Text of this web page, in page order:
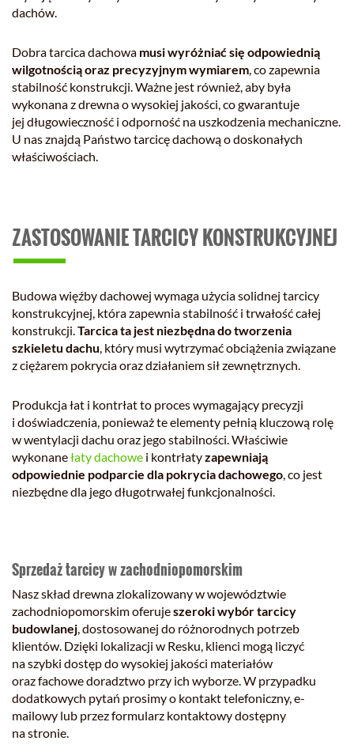
dachów.
Dobra tarcica dachowa musi wyróżniać się odpowiednią
wilgotnością oraz precyzyjnym wymiarem, co zapewnia
stabilność konstrukcji. Ważne jest również, aby była
wykonana z drewna o wysokiej jakości, co gwarantuje
jej długowieczność i odporność na uszkodzenia mechaniczne.
U nas znajdą Państwo tarcicę dachową o doskonałych
właściwościach.
ZASTOSOWANIE TARCICY KONSTRUKCYJNEJ
Budowa więźby dachowej wymaga użycia solidnej tarcicy
konstrukcyjnej, która zapewnia stabilność i trwałość całej
konstrukcji.Tarcica ta jest niezbędna do tworzenia
szkieletu dachu, który musi wytrzymać obciążenia związane
z ciężarem pokrycia oraz działaniem sił zewnętrznych.
Produkcja łat i kontrłat to proces wymagający precyzji
i doświadczenia, ponieważ te elementy pełnią kluczową rolę
w wentylacji dachu oraz jego stabilności. Właściwie
wykonanełaty dachowe i kontrłatyzapewniają
odpowiednie podparcie dla pokrycia dachowego, co jest
niezbędne dla jego długotrwałej funkcjonalności.
Sprzedaż tarcicy w zachodniopomorskim
Nasz skład drewna zlokalizowany w województwie
zachodniopomorskim oferujeszeroki wybór tarcicy
budowlanej, dostosowanej do różnorodnych potrzeb
klientów. Dzięki lokalizacji w Resku, klienci mogą liczyć
na szybki dostęp do wysokiej jakości materiałów
oraz fachowe doradztwo przy ich wyborze. W przypadku
dodatkowych pytań prosimy o kontakt telefoniczny, e-
mailowy lub przez formularz kontaktowy dostępny
na stronie.